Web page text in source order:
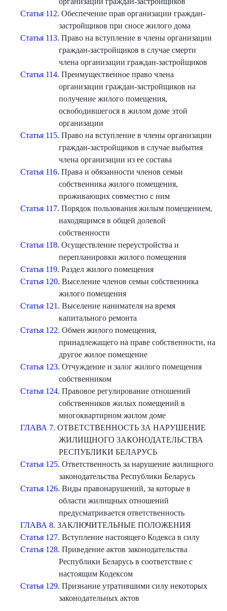
Статья 112. Обеспечение прав организации граждан-
застройщиков при сносе жилого дома
Статья 113. Право на вступление в члены организации
граждан-застройщиков в случае смерти
члена организации граждан-застройщиков
Статья 114. Преимущественное право члена
организации граждан-застройщиков на
получение жилого помещения,
освободившегося в жилом доме этой
организации
Статья 115. Право на вступление в члены организации
граждан-застройщиков в случае выбытия
члена организации из ее состава
Статья 116. Права и обязанности членов семьи
собственника жилого помещения,
проживающих совместно с ним
Статья 117. Порядок пользования жилым помещением,
находящимся в общей долевой
собственности
Статья 118. Осуществление переустройства и
перепланировки жилого помещения
Статья 119. Раздел жилого помещения
Статья 120. Выселение членов семьи собственника
жилого помещения
Статья 121. Выселение нанимателя на время
капитального ремонта
Статья 122. Обмен жилого помещения,
принадлежащего на праве собственности, на
другое жилое помещение
Статья 123. Отчуждение и залог жилого помещения
собственником
Статья 124. Правовое регулирование отношений
собственников жилых помещений в
многоквартирном жилом доме
ГЛАВА 7. ОТВЕТСТВЕННОСТЬ ЗА НАРУШЕНИЕ
ЖИЛИЩНОГО ЗАКОНОДАТЕЛЬСТВА
РЕСПУБЛИКИ БЕЛАРУСЬ
Статья 125. Ответственность за нарушение жилищного
законодательства Республики Беларусь
Статья 126. Виды правонарушений, за которые в
области жилищных отношений
предусматривается ответственность
ГЛАВА 8. ЗАКЛЮЧИТЕЛЬНЫЕ ПОЛОЖЕНИЯ
Статья 127. Вступление настоящего Кодекса в силу
Статья 128. Приведение актов законодательства
Республики Беларусь в соответствие с
настоящим Кодексом
Статья 129. Признание утратившими силу некоторых
законодательных актов